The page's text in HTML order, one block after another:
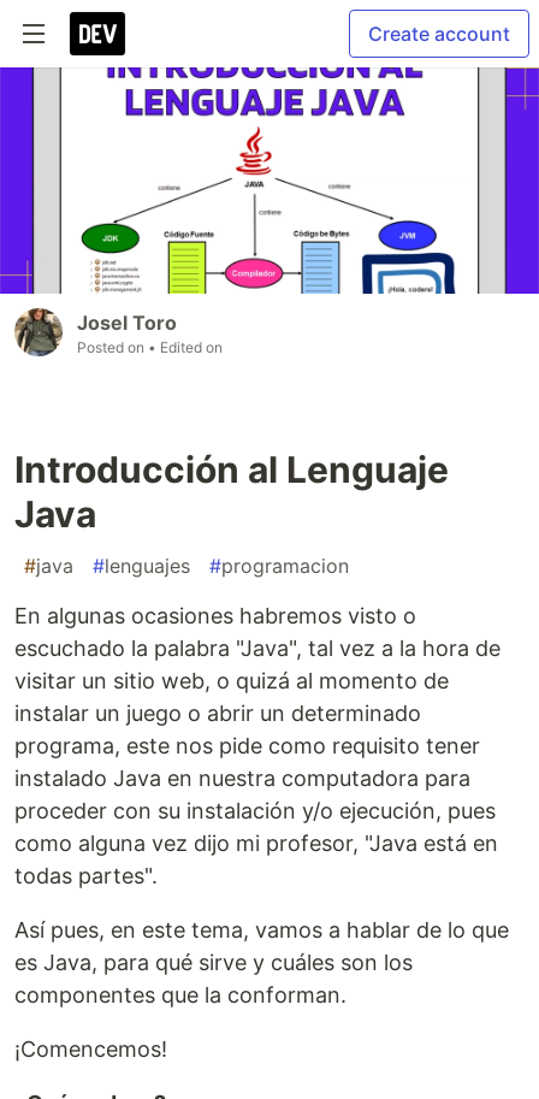
Create account
Josel Toro
Posted on • Edited on
Introducción al Lenguaje
Java
#java #lenguajes #programacion
En algunas ocasiones habremos visto o
escuchado la palabra "Java", tal vez a la hora de
visitar un sitio web, o quizá al momento de
instalar un juego o abrir un determinado
programa, este nos pide como requisito tener
instalado Java en nuestra computadora para
proceder con su instalación y/o ejecución, pues
como alguna vez dijo mi profesor, "Java está en
todas partes".
Así pues, en este tema, vamos a hablar de lo que
es Java, para qué sirve y cuáles son los
componentes que la conforman.
¡Comencemos!